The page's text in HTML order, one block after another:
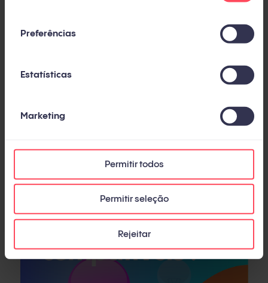
Preferências
Estatísticas
Marketing
Permitir todos
Permitir seleção
Rejeitar
4. Exemplo de ebook de análise